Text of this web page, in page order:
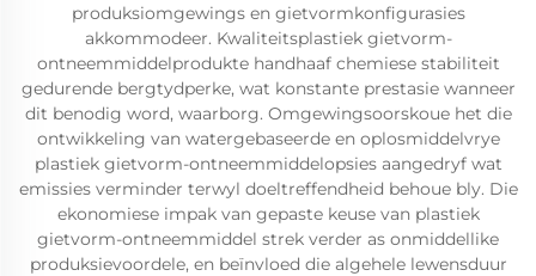
produksiomgewings en gietvormkonfigurasies
akkommodeer. Kwaliteitsplastiek gietvorm-
ontneemmiddelprodukte handhaaf chemiese stabiliteit
gedurende bergtydperke, wat konstante prestasie wanneer
dit benodig word, waarborg. Omgewingsoorskoue het die
ontwikkeling van watergebaseerde en oplosmiddelvrye
plastiek gietvorm-ontneemmiddelopsies aangedryf wat
emissies verminder terwyl doeltreffendheid behoue bly. Die
ekonomiese impak van gepaste keuse van plastiek
gietvorm-ontneemmiddel strek verder as onmiddellike
produksievoordele, en beïnvloed die algehele lewensduur